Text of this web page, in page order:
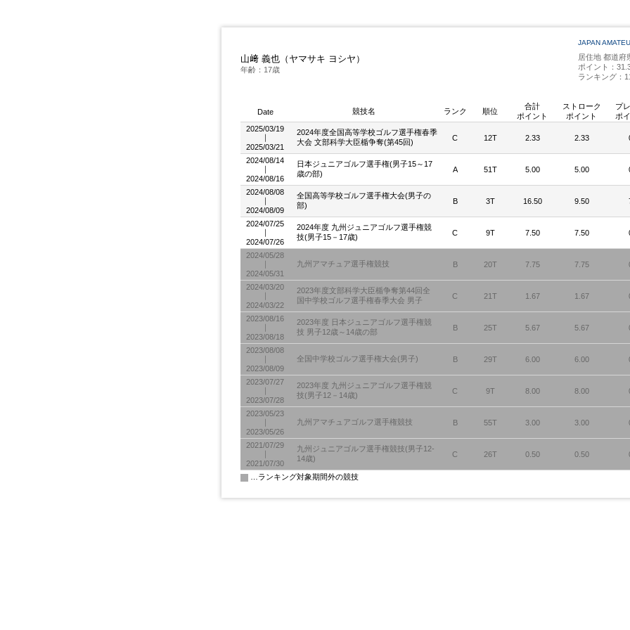
JAPAN
山﨑 義也（ヤマサキ ヨシヤ）
年齢：17歳
居住地 都道府
ポイント：
ランキング：
Date 競技名 ランク 順位
合計
ポイント
ストローク
ポイント
プ
ポ
2025/03/19
｜
2025/03/21
2024年度全国高等学校ゴルフ選手権春季
大会 文部科学大臣楯争奪(第45回)
C 12T 2.33 2.33
2024/08/14
｜
2024/08/16
日本ジュニアゴルフ選手権(男子15～17
歳の部)
A 51T 5.00 5.00
2024/08/08
｜
2024/08/09
全国高等学校ゴルフ選手権大会(男子の
部)
B 3T 16.50 9.50
2024/07/25
｜
2024/07/26
2024年度 九州ジュニアゴルフ選手権競
技(男子15－17歳)
C 9T 7.50 7.50
2024/05/28
｜
2024/05/31
九州アマチュア選手権競技 B 20T 7.75 7.75
2024/03/20
｜
2024/03/22
2023年度文部科学大臣楯争奪第44回全
国中学校ゴルフ選手権春季大会 男子
C 21T 1.67 1.67
2023/08/16
｜
2023/08/18
2023年度 日本ジュニアゴルフ選手権競
技 男子12歳～14歳の部
B 25T 5.67 5.67
2023/08/08
｜
2023/08/09
全国中学校ゴルフ選手権大会(男子) B 29T 6.00 6.00
2023/07/27
｜
2023/07/28
2023年度 九州ジュニアゴルフ選手権競
技(男子12－14歳)
C 9T 8.00 8.00
2023/05/23
｜
2023/05/26
九州アマチュアゴルフ選手権競技 B 55T 3.00 3.00
2021/07/29
｜
2021/07/30
九州ジュニアゴルフ選手権競技(男子12-
14歳)
C 26T 0.50 0.50
…ランキング対象期間外の競技